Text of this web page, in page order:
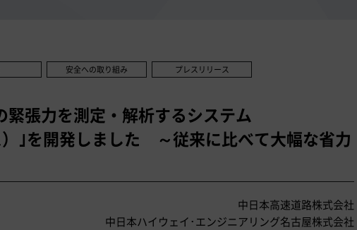
安全への取り組み プレスリリース
緊張力を測定・解析するシステム
）｣を開発しました ～従来に比べて大幅な省力
中日本高速道路株式会社
中日本ハイウェイ･エンジニアリング名古屋株式会社